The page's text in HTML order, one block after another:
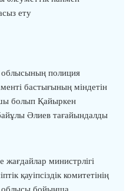
ету
полиция
бастығының міндетін
болып Қайыркен
Әлиев тағайындалды
жағдайлар министрлігі
қауіпсіздік комитетінің